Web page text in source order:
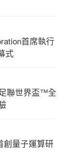
首席執行
式
聯世界盃™全
創量子運算研